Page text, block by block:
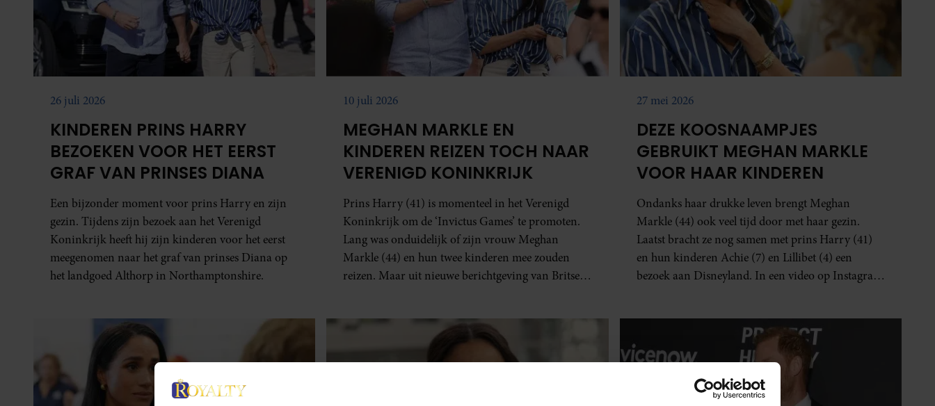
26 juli 2026
KINDEREN PRINS HARRY
BEZOEKEN VOOR HET EERST
GRAF VAN PRINSES DIANA
Een bijzonder moment voor prins Harry en zijn
gezin. Tijdens zijn bezoek aan het Verenigd
Koninkrijk heeft hij zijn kinderen voor het eerst
meegenomen naar het graf van prinses Diana op
het landgoed Althorp in Northamptonshire.
10 juli 2026
MEGHAN MARKLE EN
KINDEREN REIZEN TOCH NAAR
VERENIGD KONINKRIJK
Prins Harry (41) is momenteel in het Verenigd
Koninkrijk om de ‘Invictus Games’ te promoten.
Lang was onduidelijk of zijn vrouw Meghan
Markle (44) en hun twee kinderen mee zouden
reizen. Maar uit nieuwe berichtgeving van Britse
27 mei 2026
DEZE KOOSNAAMPJES
GEBRUIKT MEGHAN MARKLE
VOOR HAAR KINDEREN
Ondanks haar drukke leven brengt Meghan
Markle (44) ook veel tijd door met haar gezin.
Laatst bracht ze nog samen met prins Harry (41)
en hun kinderen Achie (7) en Lillibet (4) een
bezoek aan Disneyland. In een video op Instagram